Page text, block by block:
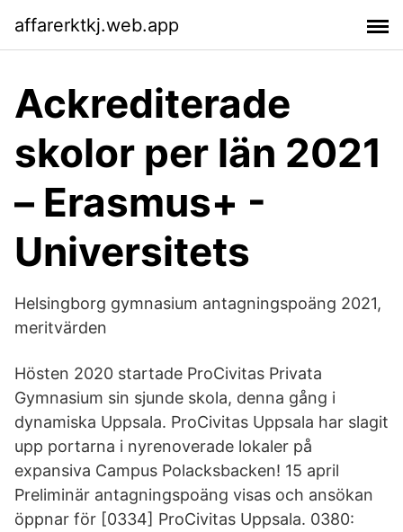
affarerktkj.web.app
Ackrediterade
skolor per län 2021
– Erasmus+ -
Universitets
Helsingborg gymnasium antagningspoäng 2021,
meritvärden
Hösten 2020 startade ProCivitas Privata
Gymnasium sin sjunde skola, denna gång i
dynamiska Uppsala. ProCivitas Uppsala har slagit
upp portarna i nyrenoverade lokaler på
expansiva Campus Polacksbacken! 15 april
Preliminär antagningspoäng visas och ansökan
öppnar för [0334] ProCivitas Uppsala. 0380: